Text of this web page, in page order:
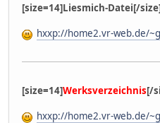
[size=14]Liesmich-Datei[/
hxxp://home2.vr-web.de/
[size=14]Werksverzeichnis[/
hxxp://home2.vr-web.de/